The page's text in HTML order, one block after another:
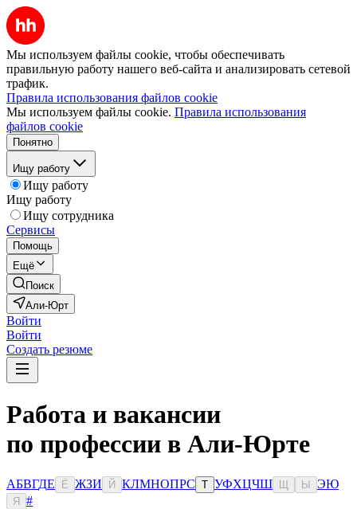
Мы используем файлы cookie, чтобы обеспечивать
правильную работу нашего веб-сайта и анализировать сетевой
трафик.
Правила использования файлов cookie
Мы используем файлы cookie. Правила использования
файлов cookie
Понятно
Ищу работу
Ищу работу
Ищу работу
Ищу сотрудника
Сервисы
Помощь
Ещё
Поиск
Али-Юрт
Войти
Войти
Создать резюме
Работа и вакансии
по профессии в Али-Юрте
АБВГДЕ Ё ЖЗИ Й КЛМНОПРС Т УФХЦЧШ Ы ЭЮ
Я
#